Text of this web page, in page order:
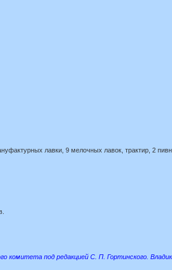
лавки, 9 мелочных лавок, трактир, 2
комитета под редакцией С. П. Гортинского.